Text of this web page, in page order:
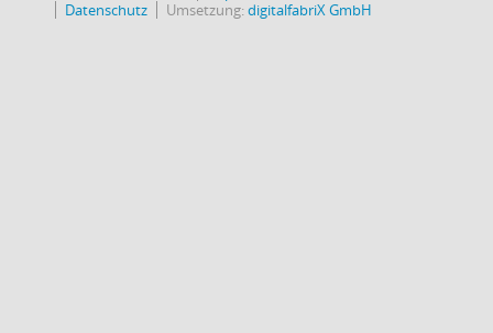
Datenschutz
Umsetzung:digitalfabriX GmbH